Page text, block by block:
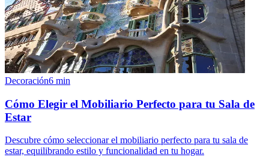
Decoración6 min
Cómo Elegir el Mobiliario Perfecto para tu Sala de
Estar
Descubre cómo seleccionar el mobiliario perfecto para tu sala de
estar, equilibrando estilo y funcionalidad en tu hogar.